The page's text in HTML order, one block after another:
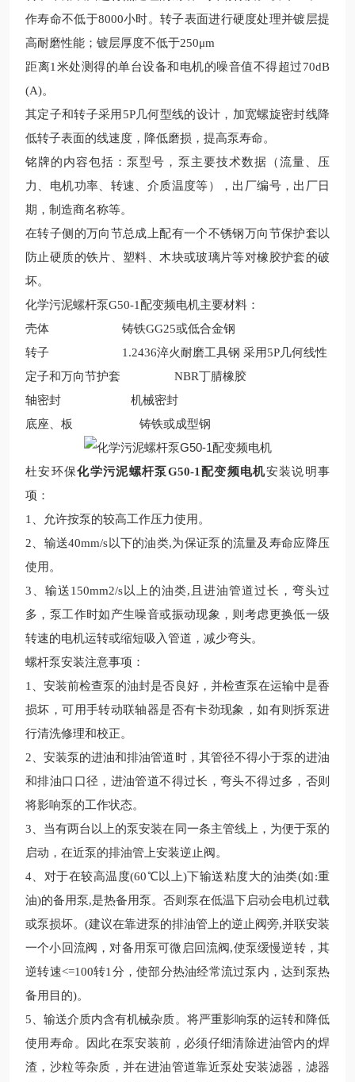
作寿命不低于8000小时。转子表面进行硬度处理并镀层提
高耐磨性能；镀层厚度不低于250μm
距离1米处测得的单台设备和电机的噪音值不得超过70dB
(A)。
其定子和转子采用5P几何型线的设计，加宽螺旋密封线降
低转子表面的线速度，降低磨损，提高泵寿命。
铭牌的内容包括：泵型号，泵主要技术数据（流量、压
力、电机功率、转速、介质温度等），出厂编号，出厂日
期，制造商名称等。
在转子侧的万向节总成上配有一个不锈钢万向节保护套以
防止硬质的铁片、塑料、木块或玻璃片等对橡胶护套的破
坏。
化学污泥螺杆泵G50-1配变频电机主要材料：
壳体
铸铁GG25或低合金钢
转子
1.2436淬火耐磨工具钢 采用5P几何线性
定子和万向节护套
NBR丁腈橡胶
轴密封
机械密封
底座、板
铸铁或成型钢
杜安环保化学污泥螺杆泵G50-1配变频电机安装说明事
项：
1、允许按泵的较高工作压力使用。
2、输送40mm/s以下的油类,为保证泵的流量及寿命应降压
使用。
3、输送150mm2/s以上的油类,且进油管道过长，弯头过
多，泵工作时如产生噪音或振动现象，则考虑更换低一级
转速的电机运转或缩短吸入管道，减少弯头。
螺杆泵安装注意事项：
1、安装前检查泵的油封是否良好，并检查泵在运输中是香
损坏，可用手转动联轴器是否有卡劲现象，如有则拆泵进
行清洗修理和校正。
2、安装泵的进油和排油管道时，其管径不得小于泵的进油
和排油口口径，进油管道不得过长，弯头不得过多，否则
将影响泵的工作状态。
3、当有两台以上的泵安装在同一条主管线上，为便于泵的
启动，在近泵的排油管上安装逆止阀。
4、对于在较高温度(60℃以上)下输送粘度大的油类(如:重
油)的备用泵,是热备用泵。否则泵在低温下启动会电机过载
或泵损坏。(建议在靠进泵的排油管上的逆止阀旁,并联安装
一个小回流阀，对备用泵可微启回流阀,使泵缓慢逆转，其
逆转速<=100转1分，使部分热油经常流过泵内，达到泵热
备用目的)。
5、输送介质内含有机械杂质。将严重影响泵的运转和降低
使用寿命。因此在泵安装前，必须仔细清除进油管内的焊
渣，沙粒等杂质，并在进油管道靠近泵处安装滤器，滤器